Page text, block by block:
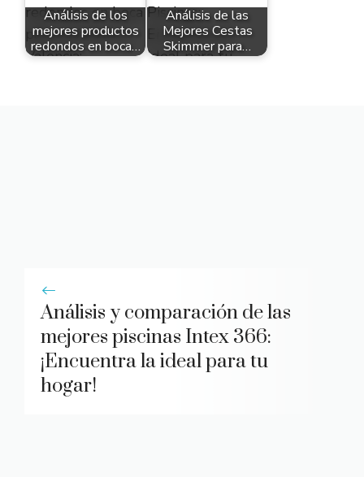
Análisis de los
mejores productos
redondos en boca…
Análisis de las
Mejores Cestas
Skimmer para…
Análisis y comparación de las
mejores piscinas Intex 366:
¡Encuentra la ideal para tu
hogar!